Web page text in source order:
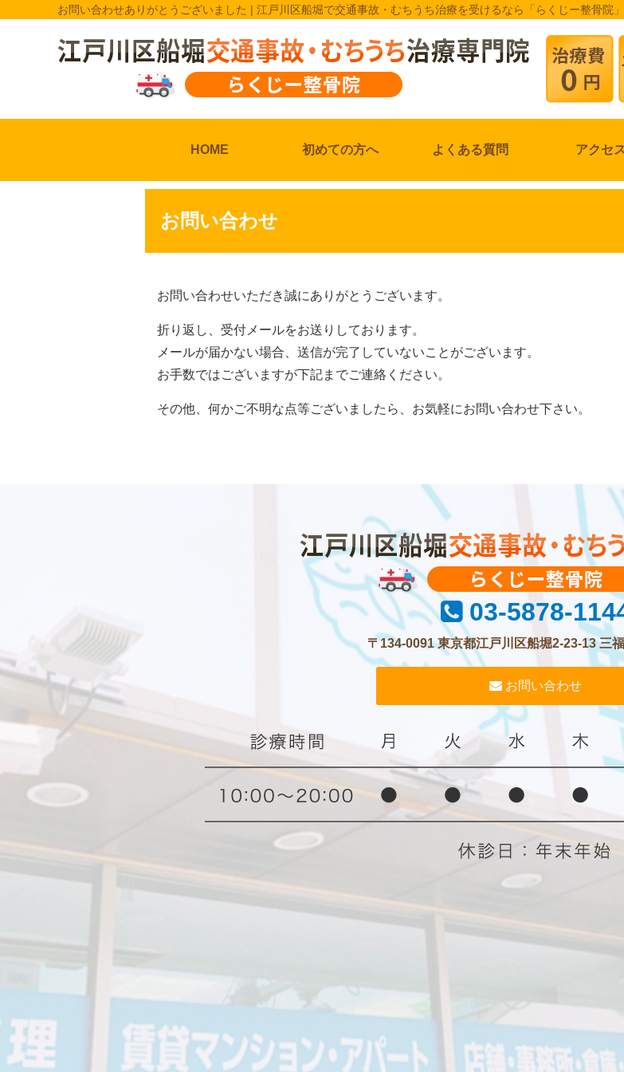
お問い合わせありがとうございました | 江戸川区船堀で交通事故・むちうち治療を受けるなら「らくじー整骨院」
HOME 初めての方へ よくある質問 アクセス
お問い合わせ
お問い合わせいただき誠にありがとうございます。
折り返し、受付メールをお送りしております。
メールが届かない場合、送信が完了していないことがございます。
お手数ではございますが下記までご連絡ください。
その他、何かご不明な点等ございましたら、お気軽にお問い合わせ下さい。
03-5878-
〒134-0091 東京都江戸川区船堀2-23-13 三
お問い合わせ